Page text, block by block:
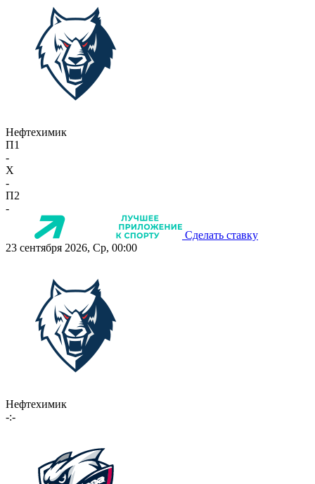
Нефтехимик
П1
-
X
-
П2
-
Сделать ставку
23 сентября 2026, Ср, 00:00
Нефтехимик
-:-